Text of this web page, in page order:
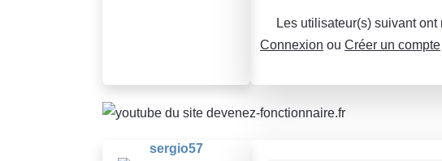
Les utilisateur(s) suivant ont
Connexion ou Créer un compte
sergio57